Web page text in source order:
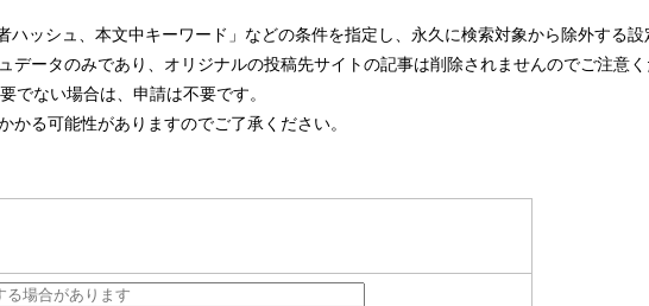
ッシュ、本文中キーワード」などの条件を指定し、永久に検索対象から除外する設
ータのみであり、オリジナルの投稿先サイトの記事は削除されませんのでご注意く
でない場合は、申請は不要です。
る可能性がありますのでご了承ください。